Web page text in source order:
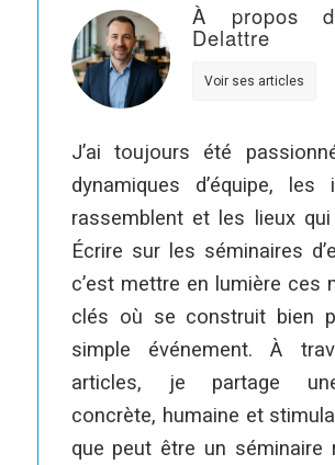
À propos
Delattre
Voir ses articles
J’ai toujours été
dynamiques d’équipe, les
rassemblent et les lieux qui
Écrire sur les séminaires
c’est mettre en lumière ces
clés où se construit bien
simple événement. À
articles, je partage
concrète, humaine et
que peut être un séminaire